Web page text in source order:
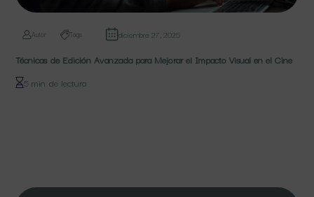
Autor Tags diciembre 27, 2025
Técnicas de Edición Avanzada para Mejorar el Impacto Visual en el Cine
5 min de lectura